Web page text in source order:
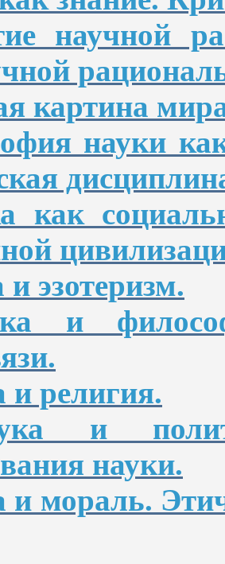
научной
картина
науки
как
эзотеризм.
и
и религия.
и
науки.
и мораль.